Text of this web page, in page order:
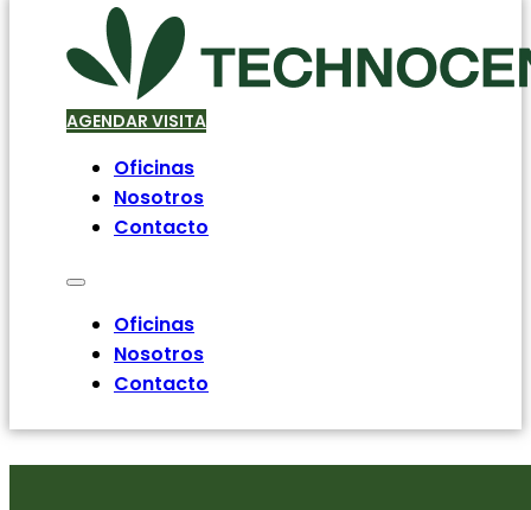
AGENDAR VISITA
Oficinas
Nosotros
Contacto
Oficinas
Nosotros
Contacto